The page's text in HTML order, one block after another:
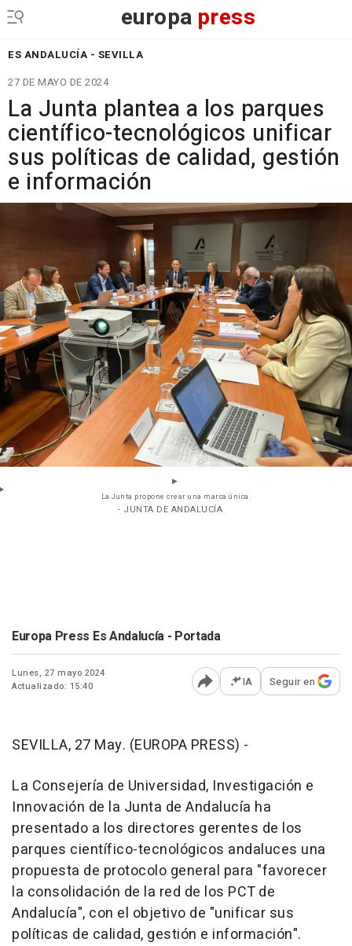
europa press
ES ANDALUCÍA - SEVILLA
27 DE MAYO DE 2024
La Junta plantea a los parques
científico-tecnológicos unificar
sus políticas de calidad, gestión
e información
La Junta propone crear una marca única.
- JUNTA DE ANDALUCÍA
Europa Press Es Andalucía - Portada
Lunes, 27 mayo 2024
Actualizado: 15:40
Abrir opciones para
IA Seguir en
SEVILLA, 27 May. (EUROPA PRESS) -
La Consejería de Universidad, Investigación e
Innovación de la Junta de Andalucía ha
presentado a los directores gerentes de los
parques científico-tecnológicos andaluces una
propuesta de protocolo general para "favorecer
la consolidación de la red de los PCT de
Andalucía", con el objetivo de "unificar sus
políticas de calidad, gestión e información".